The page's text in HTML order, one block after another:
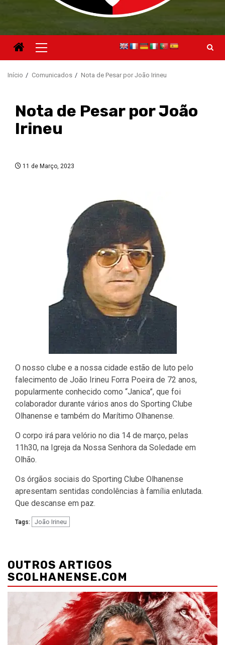
Menu
principal
Início Comunicados Nota de Pesar por João Irineu
Nota de Pesar por João
Irineu
11 de Março, 2023
O nosso clube e a nossa cidade estão de luto pelo
falecimento de João Irineu Forra Poeira de 72 anos,
popularmente conhecido como “Janica”, que foi
colaborador durante vários anos do Sporting Clube
Olhanense e também do Marítimo Olhanense.
O corpo irá para velório no dia 14 de março, pelas
11h30, na Igreja da Nossa Senhora da Soledade em
Olhão.
Os órgãos sociais do Sporting Clube Olhanense
apresentam sentidas condolências à família enlutada.
Que descanse em paz.
Tags: João Irineu
de
artigos
OUTROS ARTIGOS
SCOLHANENSE.COM